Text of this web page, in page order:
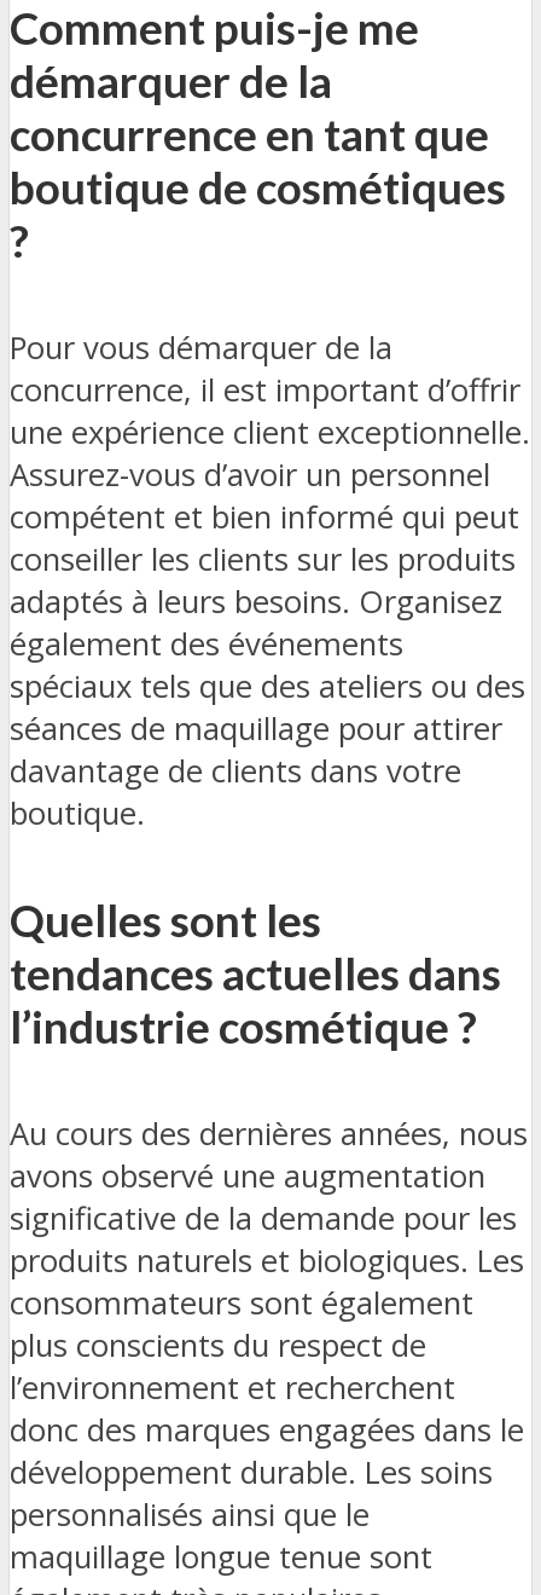
Comment puis-je me
démarquer de la
concurrence en tant que
boutique de cosmétiques
?
Pour vous démarquer de la
concurrence, il est important d’offrir
une expérience client exceptionnelle.
Assurez-vous d’avoir un personnel
compétent et bien informé qui peut
conseiller les clients sur les produits
adaptés à leurs besoins. Organisez
également des événements
spéciaux tels que des ateliers ou des
séances de maquillage pour attirer
davantage de clients dans votre
boutique.
Quelles sont les
tendances actuelles dans
l’industrie cosmétique ?
Au cours des dernières années, nous
avons observé une augmentation
significative de la demande pour les
produits naturels et biologiques. Les
consommateurs sont également
plus conscients du respect de
l’environnement et recherchent
donc des marques engagées dans le
développement durable. Les soins
personnalisés ainsi que le
maquillage longue tenue sont